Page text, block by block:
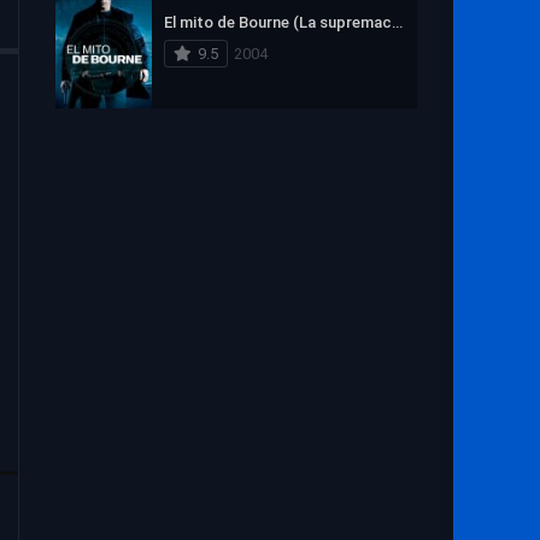
1969 1968
1966
El mito de Bourne (La supremacía Bourne)
9.5
2004